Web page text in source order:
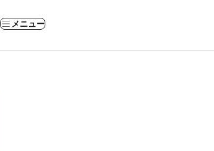
メニュー